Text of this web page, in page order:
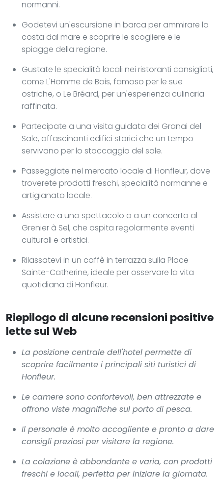
normanni.
Godetevi un'escursione in barca per ammirare la
costa dal mare e scoprire le scogliere e le
spiagge della regione.
Gustate le specialità locali nei ristoranti consigliati,
come L'Homme de Bois, famoso per le sue
ostriche, o Le Bréard, per un'esperienza culinaria
raffinata.
Partecipate a una visita guidata dei Granai del
Sale, affascinanti edifici storici che un tempo
servivano per lo stoccaggio del sale.
Passeggiate nel mercato locale di Honfleur, dove
troverete prodotti freschi, specialità normanne e
artigianato locale.
Assistere a uno spettacolo o a un concerto al
Grenier à Sel, che ospita regolarmente eventi
culturali e artistici.
Rilassatevi in un caffè in terrazza sulla Place
Sainte-Catherine, ideale per osservare la vita
quotidiana di Honfleur.
Riepilogo di alcune recensioni positive
lette sul Web
La posizione centrale dell'hotel permette di
scoprire facilmente i principali siti turistici di
Honfleur.
Le camere sono confortevoli, ben attrezzate e
offrono viste magnifiche sul porto di pesca.
Il personale è molto accogliente e pronto a dare
consigli preziosi per visitare la regione.
La colazione è abbondante e varia, con prodotti
freschi e locali, perfetta per iniziare la giornata.